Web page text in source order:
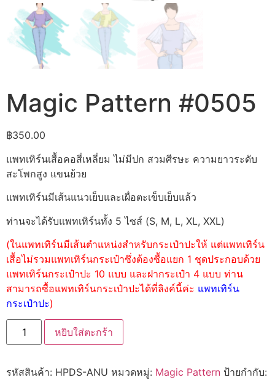
Magic Pattern #0505
฿350.00
แพทเทิร์นเสื้อคอสี่เหลี่ยม ไม่มีปก สวมศีรษะ ความยาวระดับ
สะโพกสูง แขนย้วย
แพทเทิร์นมีเส้นแนวเย็บและเผื่อตะเข็บเย็บแล้ว
ท่านจะได้รับแพทเทิร์นทั้ง 5 ไซส์ (S, M, L, XL, XXL)
(ในแพทเทิร์นมีเส้นตำแหน่งสำหรับกระเป๋าปะให้ แต่แพทเทิร์น
เสื้อไม่รวมแพทเทิร์นกระเป๋าซึ่งต้องซื้อแยก 1 ชุดประกอบด้วย
แพทเทิร์นกระเป๋าปะ 10 แบบ และฝากระเป๋า 4 แบบ ท่าน
สามารถซื้อแพทเทิร์นกระเป๋าปะได้ที่ลิงค์นี้ค่ะ แพทเทิร์น
กระเป๋าปะ)
หยิบใส่ตะกร้า
รหัสสินค้า: HPDS-ANU หมวดหมู่: Magic Pattern ป้ายกำกับ: